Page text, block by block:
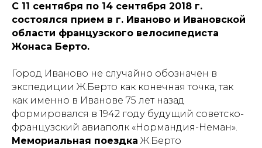
С 11 сентября по 14 сентября 2018 г.
состоялся прием в г. Иваново и Ивановской
области французского велосипедиста
Жонаса Берто.
Город Иваново не случайно обозначен в
экспедиции Ж.Берто как конечная точка, так
как именно в Иванове 75 лет назад
формировался в 1942 году будущий советско-
французский авиаполк «Нормандия-Неман».
Мемориальная поездка Ж.Берто